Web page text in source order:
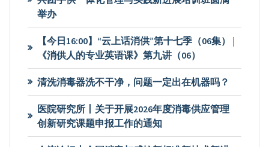
举办
【今日16:00】“云上话消供”第十七季（06集） |
《消供人的专业英语课》第九讲（06）
清洗消毒器洗不干净，问题一定出在机器吗？
医院研究所丨关于开展2026年度消毒供应管理
创新研究课题申报工作的通知